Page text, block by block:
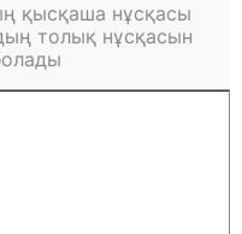
қысқаша нұсқасы
толық нұсқасын